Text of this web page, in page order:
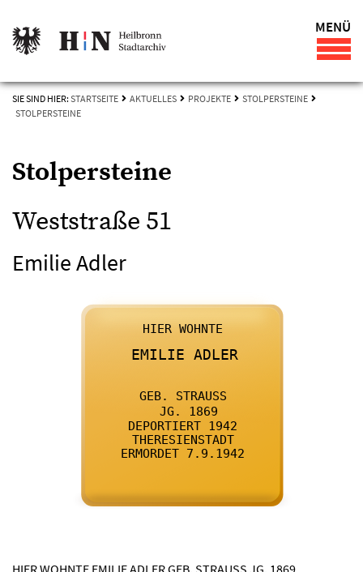
MENÜ
SIE SIND HIER: STARTSEITE AKTUELLES PROJEKTE
STOLPERSTEINE
STOLPERSTEINE
Stolpersteine
Weststraße 51
Emilie Adler
HIER WOHNTE
EMILIE ADLER
GEB. STRAUSS
JG. 1869
DEPORTIERT 1942
THERESIENSTADT
ERMORDET 7.9.1942
HIER WOHNTE EMILIE ADLER GEB. STRAUSS JG. 1869